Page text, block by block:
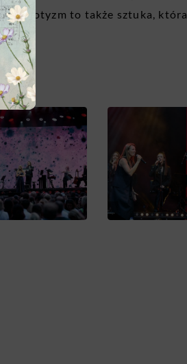
patriotyzm to także sztuka, która